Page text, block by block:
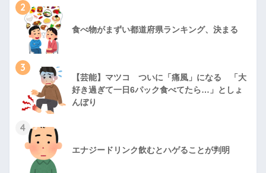
2
食べ物がまずい都道府県ランキング、決まる
3
【芸能】マツコ ついに「痛風」になる 「大
好き過ぎて一日6パック食べてたら…」としょ
んぼり
4
エナジードリンク飲むとハゲることが判明